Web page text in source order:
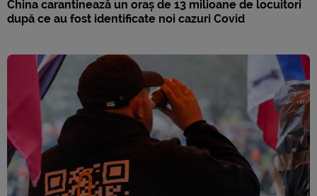
China carantinează un oraș de 13 milioane de locuitori
după ce au fost identificate noi cazuri Covid